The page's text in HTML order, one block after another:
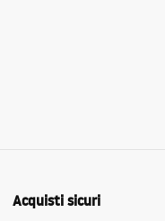
Acquisti sicuri